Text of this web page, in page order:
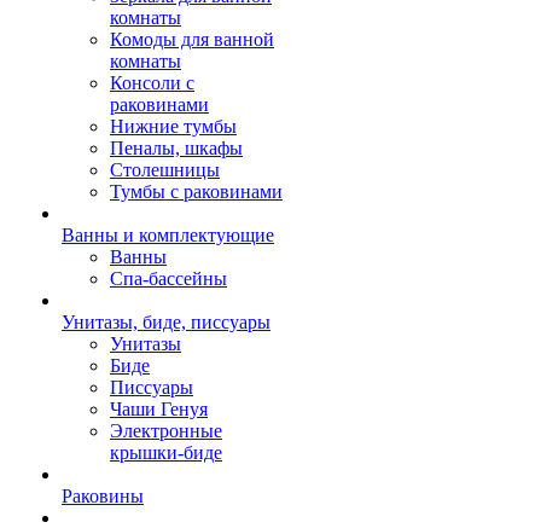
комнаты
Комоды для ванной
комнаты
Консоли с
раковинами
Нижние тумбы
Пеналы, шкафы
Столешницы
Тумбы с раковинами
Ванны и комплектующие
Ванны
Спа-бассейны
Унитазы, биде, писсуары
Унитазы
Биде
Писсуары
Чаши Генуя
Электронные
крышки-биде
Раковины